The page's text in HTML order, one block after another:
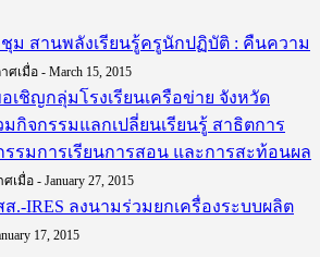
ม สานพลังเรียนรู้ครูนักปฏิบัติ : คืนความ
ศเมื่อ - March 15, 2015
อเชิญกลุ่มโรงเรียนเครือข่าย จังหวัด
มกิจกรรมแลกเปลี่ยนเรียนรู้ สาธิตการ
รมการเรียนการสอน และการสะท้อนผล
เมื่อ - January 27, 2015
.-IRES ลงนามร่วมยกเครื่องระบบผลิต
17, 2015